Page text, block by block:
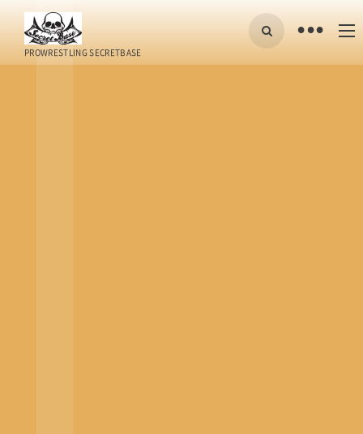
PROWRESTLING SECRETBASE
•